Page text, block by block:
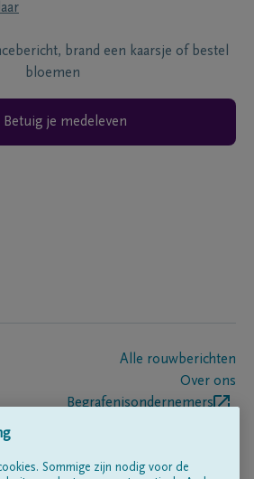
brand een kaarsje of bestel
bloemen
Betuig je medeleven
Alle rouwberichten
Over ons
Begrafenisondernemers
Sommige zijn nodig voor de